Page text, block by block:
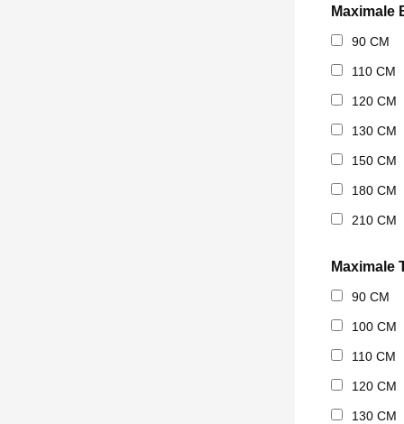
Maximale
90 CM
110 CM
120 CM
130 CM
150 CM
180 CM
210 CM
Maximale
90 CM
100 CM
110 CM
120 CM
130 CM